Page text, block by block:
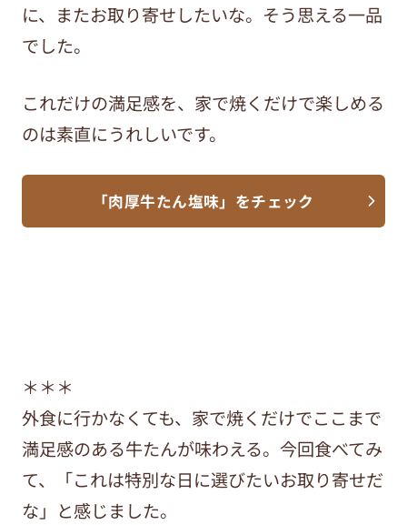
に、またお取り寄せしたいな。 そう思える一品
でした。
これだけの満足感を、家で焼くだけで楽しめる
のは素直にうれしいです。
「肉厚牛たん塩味」をチェック
＊＊＊
外食に行かなくても、家で焼くだけでここまで
満足感のある牛たんが味わえる。今回食べてみ
て、「これは特別な日に選びたいお取り寄せだ
な」と感じました。